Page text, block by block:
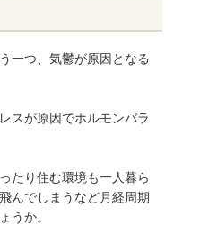
一つ、気鬱が原因となる
スが原因でホルモンバラ
たり住む環境も一人暮ら
んでしまうなど月経周期
うか。